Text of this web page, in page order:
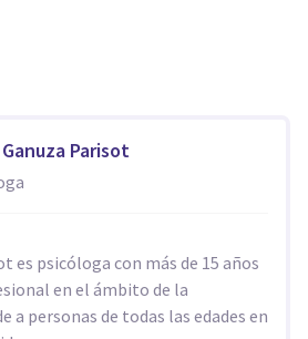
Parisot
es psicóloga con más de 15 años
en el ámbito de la
a personas de todas las edades en